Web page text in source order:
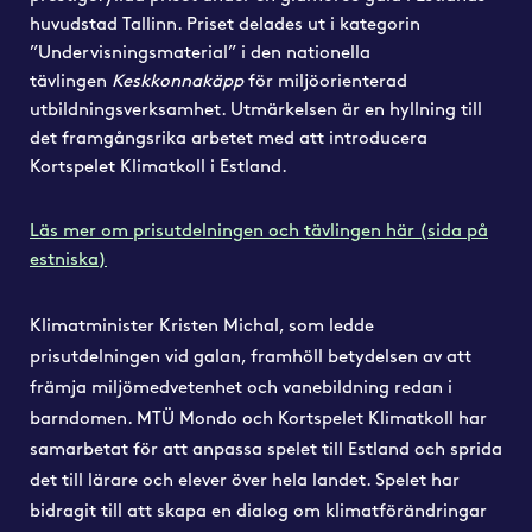
huvudstad Tallinn. Priset delades ut i kategorin
”Undervisningsmaterial” i den nationella
tävlingen Keskkonnakäpp för miljöorienterad
utbildningsverksamhet. Utmärkelsen är en hyllning till
det framgångsrika arbetet med att introducera
Kortspelet Klimatkoll i Estland.
Läs mer om prisutdelningen och tävlingen här (sida på
estniska)
Klimatminister Kristen Michal, som ledde
prisutdelningen vid galan, framhöll betydelsen av att
främja miljömedvetenhet och vanebildning redan i
barndomen. MTÜ Mondo och Kortspelet Klimatkoll har
samarbetat för att anpassa spelet till Estland och sprida
det till lärare och elever över hela landet. Spelet har
bidragit till att skapa en dialog om klimatförändringar